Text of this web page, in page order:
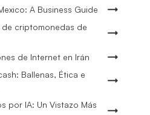
A Business Guide
de criptomonedas de
de Internet en Irán
Ballenas, Ética e
por IA: Un Vistazo Más